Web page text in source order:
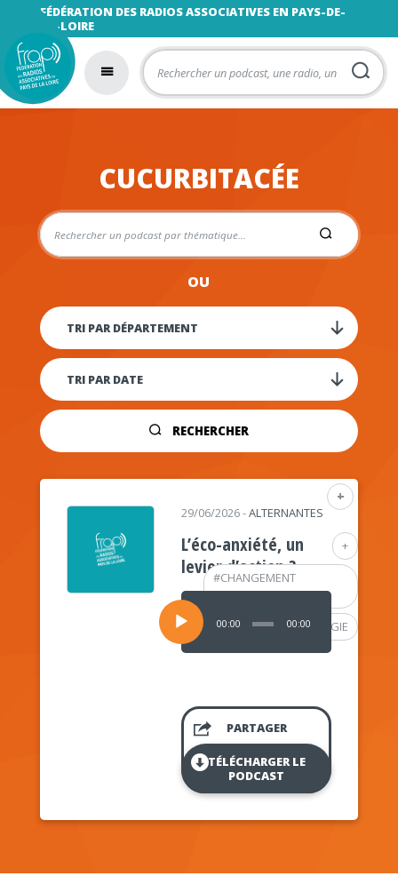
FÉDÉRATION DES RADIOS ASSOCIATIVES EN PAYS-DE-
LA-LOIRE
CUCURBITACÉE
OU
RECHERCHER
+
+
#CHANGEMENT
CLIMATIQUE
#PSYCHOLOGIE
29/06/2026-ALTERNANTES
L’éco-anxiété, un
levier d’action ?
Lecteur
audio
00:00 00:00
PARTAGER
TÉLÉCHARGER LE
PODCAST